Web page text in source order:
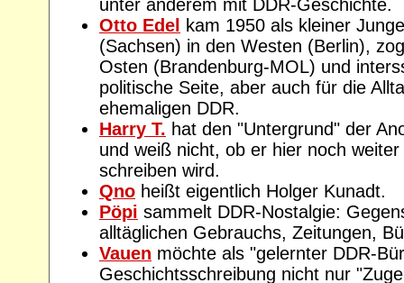
unter anderem mit DDR-Geschichte.
Otto Edel
kam 1950 als kleiner
(Sachsen) in den Westen (Berlin),
Osten (Brandenburg-MOL) und
politische Seite, aber auch für die
ehemaligen DDR.
Harry T. hat den "Untergrund" der
und weiß nicht, ob er hier noch
schreiben wird.
Qno heißt eigentlich Holger Kunadt.
Pöpi sammelt DDR-Nostalgie:
alltäglichen Gebrauchs, Zeitungen,
Vauen möchte als "gelernter DDR-
Geschichtsschreibung nicht nur